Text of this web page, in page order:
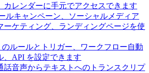
カレンダーに手元でアクセスできます
ルキャンペーン、ソーシャルメディア
ーケティング、ランディングページを使
のルールとトリガー、ワークフロー自動
、API を設定できます
話音声からテキストへのトランスクリプ